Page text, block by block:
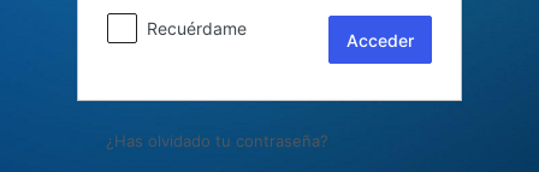
Recuérdame
¿Has olvidado tu contraseña?